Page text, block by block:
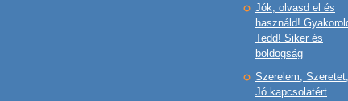
Jók, olvasd el és
használd!
Tedd! Siker és
boldogság
Szerelem, Szeretet,
Jó kapcsolatért